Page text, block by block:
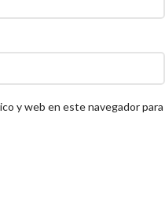
y web en este navegador para